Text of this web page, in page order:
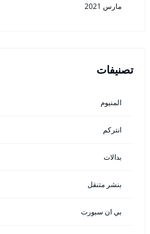
مارس 2021
تصنيفات
المنيوم
انتركم
بدالات
بنشر متنقل
بي ان سبورت